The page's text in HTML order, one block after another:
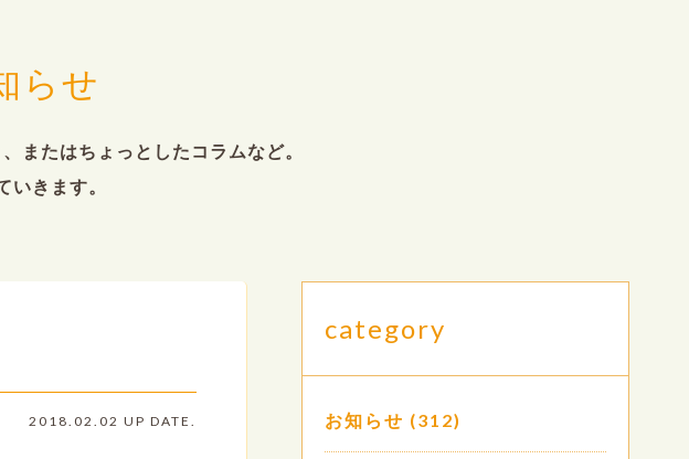
らせ
またはちょっとしたコラムなど。
いきます。
2018.02.02 UP DATE.
category
お知らせ (312)